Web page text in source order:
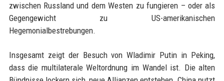
zwischen Russland und dem Westen zu fungieren – oder als
Gegengewicht zu US-amerikanischen
Hegemonialbestrebungen.
Insgesamt zeigt der Besuch von Wladimir Putin in Peking,
dass die multilaterale Weltordnung im Wandel ist. Die alten